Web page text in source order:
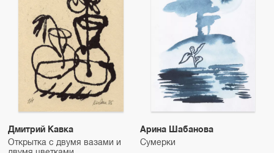
Дмитрий Кавка
Открытка с двумя вазами и
Арина Шабанова
Сумерки